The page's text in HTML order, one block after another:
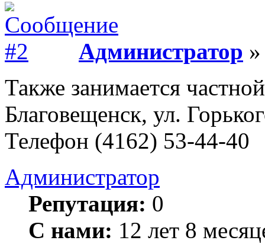
Администратор
Также занимается
Благовещенск, ул.
Телефон (4162) 53-44-40
Администратор
Репутация: 0
С нами: 12 лет 8